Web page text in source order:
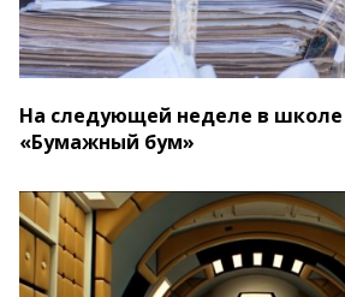
На следующей неделе в школе
«Бумажный бум»